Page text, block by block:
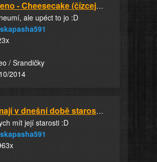
Prostřeno - Cheesecake (čízcejk, šísake, ches...
ale upéct to jo :D
/ Srandičky
2014
Jaké mají v dnešní době starosti 14 leté holk...
mít její starosti :D